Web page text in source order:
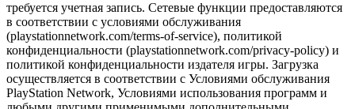
требуется учетная запись. Сетевые функции предоставляются
в соответствии с условиями обслуживания
(playstationnetwork.com/terms-of-service), политикой
конфиденциальности (playstationnetwork.com/privacy-policy) и
политикой конфиденциальности издателя игры. Загрузка
осуществляется в соответствии с Условиями обслуживания
PlayStation Network, Условиями использования программ и